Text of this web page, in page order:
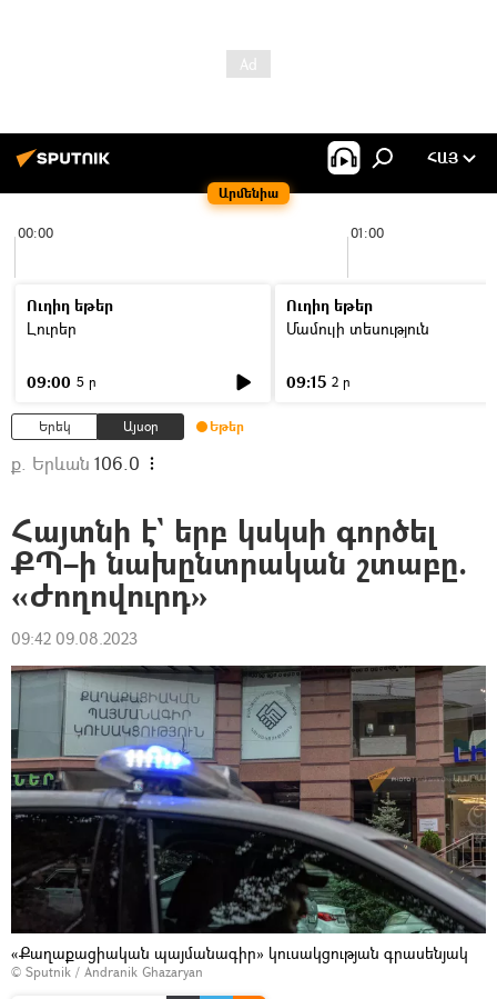
Արմենիա
ՀԱՅ
00:00 01:00
Ուղիղ եթեր
Լուրեր
09:00 5 ր
Ուղիղ եթեր
Մամուլի տեսություն
09:15 2 ր
Երեկ Այսօր Եթեր
ք. Երևան 106.0
Հայտնի է` երբ կսկսի գործել
ՔՊ–ի նախընտրական շտաբը.
«Ժողովուրդ»
09:42 09.08.2023
«Քաղաքացիական պայմանագիր» կուսակցության գրասենյակ
© Sputnik / Andranik Ghazaryan